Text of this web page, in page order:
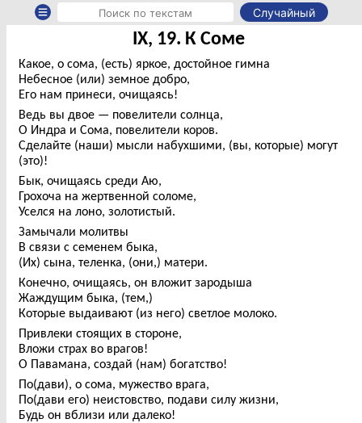
Случайный
IX, 19. К Соме
Какое, о сома, (есть) яркое, достойное гимна
Небесное (или) земное добро,
Его нам принеси, очищаясь!
Ведь вы двое — повелители солнца,
О Индра и Сома, повелители коров.
Сделайте (наши) мысли набухшими, (вы, которые) могут
(это)!
Бык, очищаясь среди Аю,
Грохоча на жертвенной соломе,
Уселся на лоно, золотистый.
Замычали молитвы
В связи с семенем быка,
(Их) сына, теленка, (они,) матери.
Конечно, очищаясь, он вложит зародыша
Жаждущим быка, (тем,)
Которые выдаивают (из него) светлое молоко.
Привлеки стоящих в стороне,
Вложи страх во врагов!
О Павамана, создай (нам) богатство!
По(дави), о сома, мужество врага,
По(дави его) неистовство, подави силу жизни,
Будь он вблизи или далеко!